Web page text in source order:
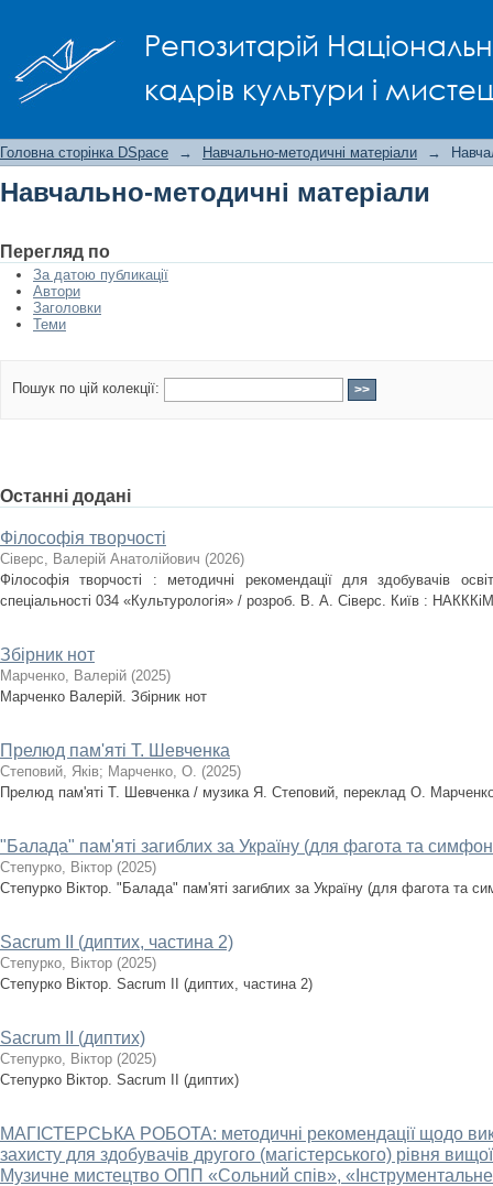
Репозитарій
кадрів культури і
Головна сторінка DSpace → Навчально-методичні матеріали →
Навчально-методичні матеріали
Перегляд по
За датою публикації
Автори
Заголовки
Теми
Пошук по цій колекції:
Останні додані
Філософія творчості
Сіверс, Валерій Анатолійович (2026)
Філософія творчості : методичні рекомендації для здобувачів
спеціальності 034 «Культурологія» / розроб. В. А. Сіверс. Київ :
Збірник нот
Марченко, Валерій (2025)
Марченко Валерій. Збірник нот
Прелюд пам'яті Т. Шевченка
Степовий, Яків; Марченко, О. (2025)
Прелюд пам'яті Т. Шевченка / музика Я. Степовий, переклад О.
"Балада" пам'яті загиблих за Україну (для фагота та
Степурко, Віктор (2025)
Степурко Віктор. "Балада" пам'яті загиблих за Україну (для фагота та
Sacrum II (диптих, частина 2)
Степурко, Віктор (2025)
Степурко Віктор. Sacrum ІІ (диптих, частина 2)
Sacrum II (диптих)
Степурко, Віктор (2025)
Степурко Віктор. Sacrum II (диптих)
МАГІСТЕРСЬКА РОБОТА: методичні рекомендації щодо
захисту для здобувачів другого (магістерського) рівня
Музичне мистецтво ОПП «Сольний спів»,